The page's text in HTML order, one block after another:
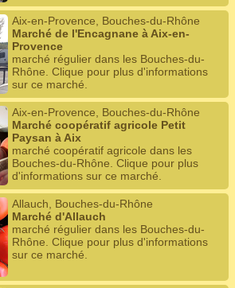
Aix-en-Provence, Bouches-du-Rhône
Marché de l'Encagnane à Aix-en-
Provence
marché régulier dans les Bouches-du-
Rhône. Clique pour plus d'informations
sur ce marché.
Aix-en-Provence, Bouches-du-Rhône
Marché coopératif agricole Petit
Paysan à Aix
marché coopératif agricole dans les
Bouches-du-Rhône. Clique pour plus
d'informations sur ce marché.
Allauch, Bouches-du-Rhône
Marché d'Allauch
marché régulier dans les Bouches-du-
Rhône. Clique pour plus d'informations
sur ce marché.